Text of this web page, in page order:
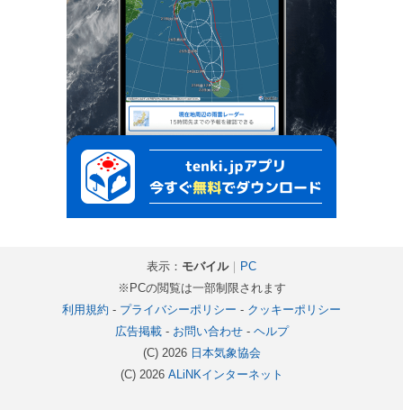
表示： モバイル｜ PC
※PCの閲覧は一部制限されます
利用規約 - プライバシーポリシー - クッキーポリシー
広告掲載- お問い合わせ- ヘルプ
(C) 2026 日本気象協会
(C) 2026 ALiNKインターネット